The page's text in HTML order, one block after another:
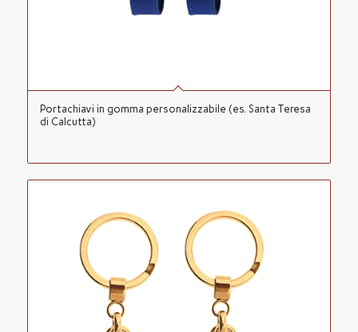
Portachiavi in gomma personalizzabile (es. Santa Teresa
di Calcutta)